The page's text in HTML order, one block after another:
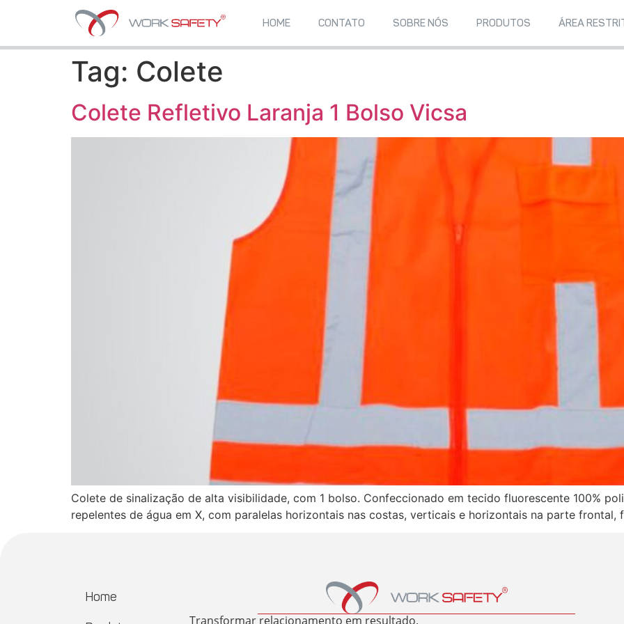
HOME CONTATO SOBRE NÓS PRODUTOS ÁREA
Tag: Colete
Colete Refletivo Laranja 1 Bolso Vicsa
Colete de sinalização de alta visibilidade, com 1 bolso. Confeccionado em tecido fluorescente 100%
repelentes de água em X, com paralelas horizontais nas costas, verticais e horizontais na parte frontal,
Home
Transformar relacionamento em resultado.